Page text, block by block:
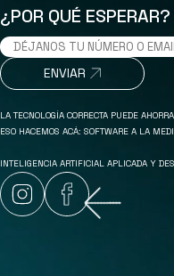
¿POR QUÉ
ENVIAR
LA TECNOLOGÍA CORRECTA PUEDE
ESO HACEMOS ACÁ: SOFTWARE A LA
INTELIGENCIA ARTIFICIAL APLICADA Y